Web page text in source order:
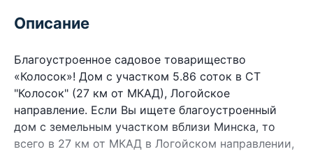
Описание
Благоустроенное садовое товарищество
«Колосок»! Дом с участком 5.86 соток в СТ
"Колосок" (27 км от МКАД), Логойское
направление. Если Вы ищете благоустроенный
дом с земельным участком вблизи Минска, то
всего в 27 км от МКАД в Логойском направлении,